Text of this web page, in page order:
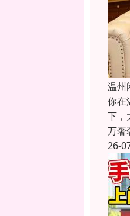
温州
你在
下，
万奢
26-